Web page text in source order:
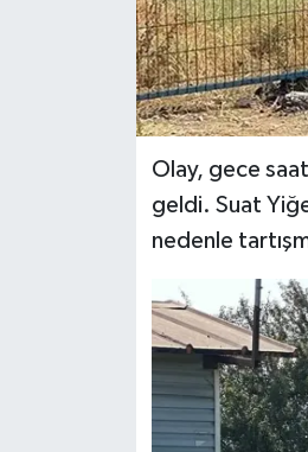
Olay, gece
geldi. Suat
nedenle